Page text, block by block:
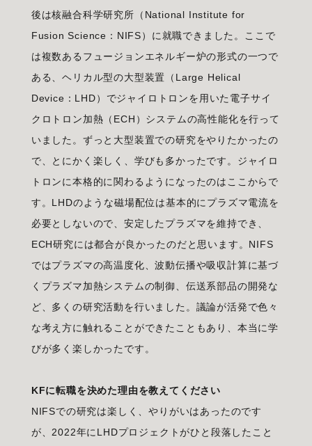
後は核融合科学研究所（National Institute for
Fusion Science：NIFS）に就職できました。ここで
は複数あるフュージョンエネルギー炉の形式の一つで
ある、ヘリカル型の大型装置（Large Helical
Device：LHD）でジャイロトロンを用いた電子サイ
クロトロン加熱（ECH）システムの高性能化を行って
いました。ずっと大型装置での研究をやりたかったの
で、とにかく楽しく、学びも多かったです。ジャイロ
トロンに本格的に関わるようになったのはここからで
す。LHDのような磁場配位は基本的にプラズマ電流を
必要としないので、安定したプラズマを維持でき、
ECH研究には都合が良かったのだと思います。NIFS
ではプラズマの高温度化、波動伝播や吸収計算に基づ
くプラズマ加熱システムの制御、伝送系部品の開発な
ど、多くの研究活動を行いました。議論が活発で色々
な考え方に触れることができたこともあり、本当に学
びが多く楽しかったです。
KFに転職を決めた理由を教えてください
NIFSでの研究は楽しく、やりがいはあったのです
が、2022年にLHDプロジェクトがひと段落したこと